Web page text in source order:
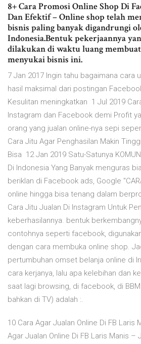
8+ Cara Promosi Online Shop Di
Dan Efektif – Online shop telah
bisnis paling banyak digandrungi
Indonesia.Bentuk pekerjaannya
dilakukan di waktu luang
menyukai bisnis ini.
7 Jan 2017 Ingin tahu bagaimana cara
hasil maksimal dari postingan
Kesulitan meningkatkan 1 Jul 2019
Instagram dan Facebook demi Profit
orang yang jualan online-nya sepi
Cara Jitu Agar Penghasilan Makin
Bisa 12 Jan 2019 Satu-Satunya
Di Indonesia Yang Banyak menguras
beriklan di Facebook ads, Google
online hingga bisa tenang dalam
Cara Jitu Jualan Di Instagram Untuk
keberhasilannya. bentuk
contohnya seperti facebook,
dengan cara membuka online shop.
pertumbuhan omset belanja online di
cara kerjanya, lalu apa kelebihan dan
saat lagi browsing, di facebook, di
bahkan di TV) adalah :.
10 Cara Agar Jualan Online Di FB Laris
Agar Jualan Online Di FB Laris Manis –